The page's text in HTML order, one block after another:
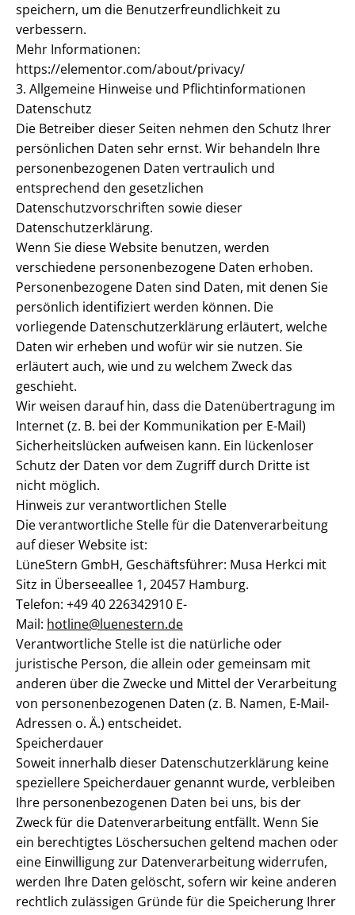
speichern, um die Benutzerfreundlichkeit zu
verbessern.
Mehr Informationen:
https://elementor.com/about/privacy/
3. Allgemeine Hinweise und Pflichtinformationen
Datenschutz
Die Betreiber dieser Seiten nehmen den Schutz Ihrer
persönlichen Daten sehr ernst. Wir behandeln Ihre
personenbezogenen Daten vertraulich und
entsprechend den gesetzlichen
Datenschutzvorschriften sowie dieser
Datenschutzerklärung.
Wenn Sie diese Website benutzen, werden
verschiedene personenbezogene Daten erhoben.
Personenbezogene Daten sind Daten, mit denen Sie
persönlich identifiziert werden können. Die
vorliegende Datenschutzerklärung erläutert, welche
Daten wir erheben und wofür wir sie nutzen. Sie
erläutert auch, wie und zu welchem Zweck das
geschieht.
Wir weisen darauf hin, dass die Datenübertragung im
Internet (z. B. bei der Kommunikation per E-Mail)
Sicherheitslücken aufweisen kann. Ein lückenloser
Schutz der Daten vor dem Zugriff durch Dritte ist
nicht möglich.
Hinweis zur verantwortlichen Stelle
Die verantwortliche Stelle für die Datenverarbeitung
auf dieser Website ist:
LüneStern GmbH, Geschäftsführer: Musa Herkci mit
Sitz in Überseeallee 1, 20457 Hamburg.
Telefon: +49 40 226342910 E-
Mail: hotline@luenestern.de
Verantwortliche Stelle ist die natürliche oder
juristische Person, die allein oder gemeinsam mit
anderen über die Zwecke und Mittel der Verarbeitung
von personenbezogenen Daten (z. B. Namen, E-Mail-
Adressen o. Ä.) entscheidet.
Speicherdauer
Soweit innerhalb dieser Datenschutzerklärung keine
speziellere Speicherdauer genannt wurde, verbleiben
Ihre personenbezogenen Daten bei uns, bis der
Zweck für die Datenverarbeitung entfällt. Wenn Sie
ein berechtigtes Löschersuchen geltend machen oder
eine Einwilligung zur Datenverarbeitung widerrufen,
werden Ihre Daten gelöscht, sofern wir keine anderen
rechtlich zulässigen Gründe für die Speicherung Ihrer